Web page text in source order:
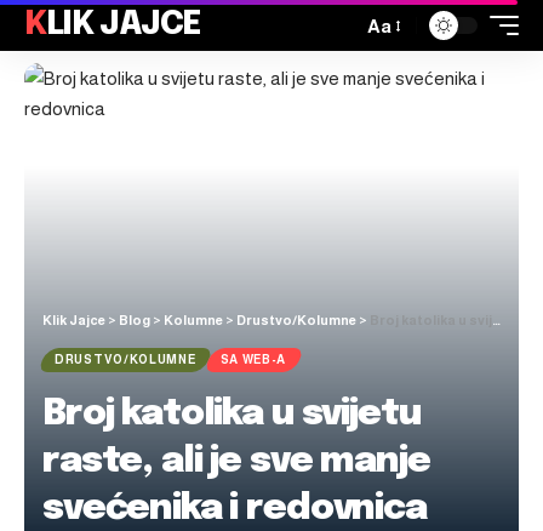
KLIK JAJCE Aa
Klik Jajce > Blog > Kolumne > Drustvo/Kolumne >
DRUSTVO/KOLUMNE SA WEB-A
Broj katolika u svijetu
raste, ali je sve manje
svećenika i redovnica